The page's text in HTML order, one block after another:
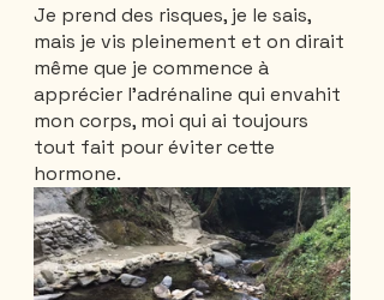
Je prend des risques, je le sais,
mais je vis pleinement et on dirait
même que je commence à
apprécier l’adrénaline qui envahit
mon corps, moi qui ai toujours
tout fait pour éviter cette
hormone.